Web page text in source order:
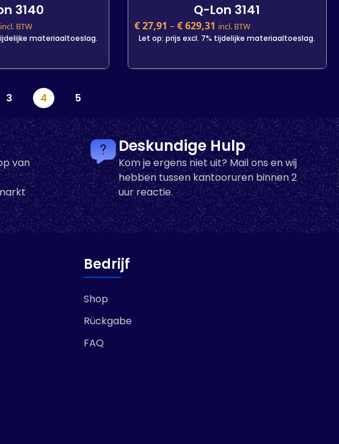
3140
incl. BTW
materiaaltoeslag.
3140
materiaaltoeslag.
m 7 m
+
Q-Lon 3141
€27,91 –€629,31 incl. BTW
Let op: prijs excl. 7% tijdelijke materiaaltoeslag.
Let op: prijs excl. 7% tijdelijke materiaaltoeslag.
Kleur
Lengte 25 m 500 m 7 m
- +
In den Warenkorb
3 4 5
van
Deskundige Hulp
Kom je ergens niet uit? Mail ons en wij
hebben tussen kantooruren binnen 2
uur reactie.
Bedrijf
Shop
Rückgabe
FAQ